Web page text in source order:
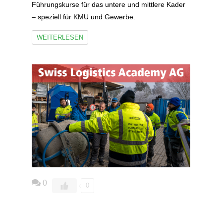
Führungskurse für das untere und mittlere Kader
– speziell für KMU und Gewerbe.
WEITERLESEN
0 0